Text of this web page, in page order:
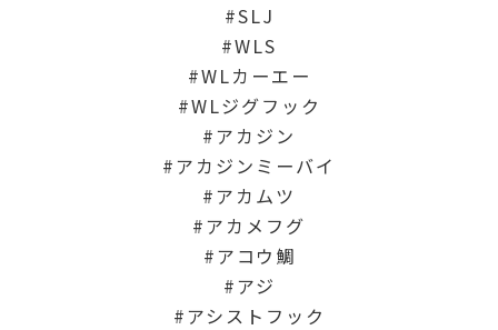
SLJ
WLS
WLカーエー
WLジグフック
アカジン
アカジンミーバイ
アカムツ
アカメフグ
アコウ鯛
アジ
アシストフック